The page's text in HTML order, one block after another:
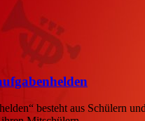
besteht aus Schülern